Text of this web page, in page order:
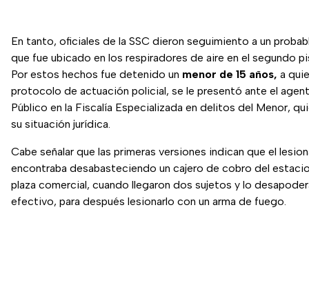
En tanto, oficiales de la SSC dieron seguimiento a un
que fue ubicado en los respiradores de aire en el segundo
Por estos hechos fue detenido un menor de 15 años, a
protocolo de actuación policial, se le presentó ante el
Público en la Fiscalía Especializada en delitos del Menor,
su situación jurídica.
Cabe señalar que las primeras versiones indican que el
encontraba desabasteciendo un cajero de cobro del
plaza comercial, cuando llegaron dos sujetos y lo
efectivo, para después lesionarlo con un arma de fuego.